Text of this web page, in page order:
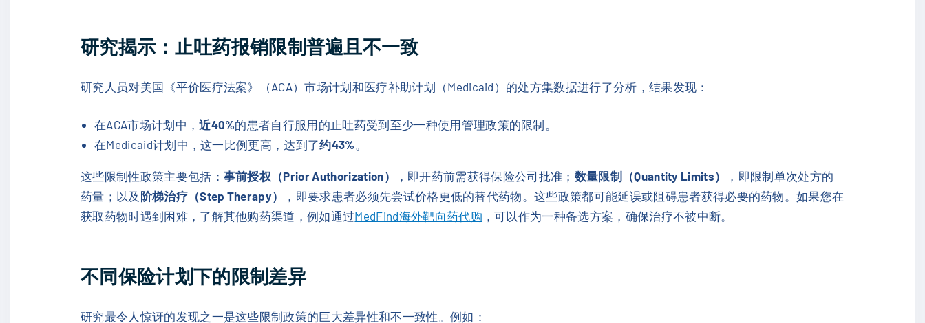
研究揭示：止吐药报销限制普遍且不一致
研究人员对美国《平价医疗法案》（ACA）市场计划和医疗补助计划（Medicaid）的处方集数据进行了分析，结果发现：
在ACA市场计划中，近40%的患者自行服用的止吐药受到至少一种使用管理政策的限制。
在Medicaid计划中，这一比例更高，达到了约43%
这些限制性政策主要包括： 事前授权（Prior Authorization） ，即开药前需获得保险公司批准； 数量限制（Quantity Limits）
，即限制单次处方的
药量；以及 阶梯治疗（Step Therapy）
，即要求患者必须先尝试价格更低的替代药物。这些政策都可能延误或阻碍患者获得必要的药物。如果您在
获取药物时遇到困难，了解其他购药渠道，例如通过MedFind海外靶向药代购 ，可以作为一种备选方案，确保治疗不被中断。
不同保险计划下的限制差异
研究最令人惊讶的发现之一是这些限制政策的巨大差异性和不一致性。例如：